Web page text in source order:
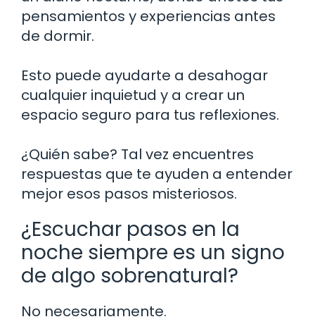
pensamientos y experiencias antes
de dormir.
Esto puede ayudarte a desahogar
cualquier inquietud y a crear un
espacio seguro para tus reflexiones.
¿Quién sabe? Tal vez encuentres
respuestas que te ayuden a entender
mejor esos pasos misteriosos.
¿Escuchar pasos en la
noche siempre es un signo
de algo sobrenatural?
No necesariamente.